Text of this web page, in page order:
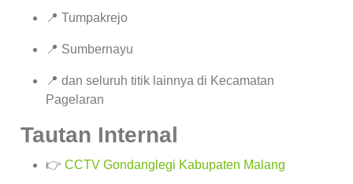
📍 Tumpakrejo
📍 Sumbernayu
📍 dan seluruh titik lainnya di Kecamatan
Pagelaran
Tautan Internal
👉 CCTV Gondanglegi Kabupaten Malang